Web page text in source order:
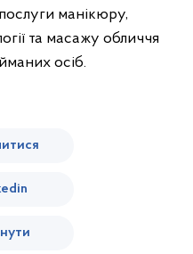
манікюру,
та масажу обличчя
осіб.